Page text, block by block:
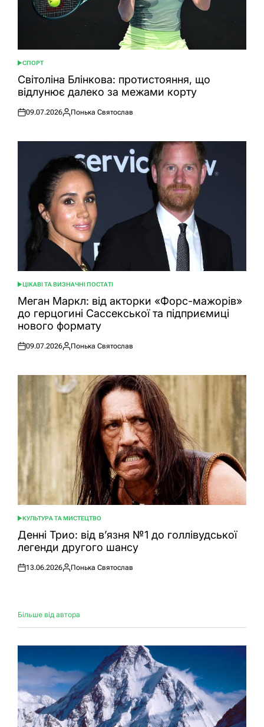
ОПУБЛІКУВАТИ
У
СПОРТ
Світоліна Блінкова: протистояння, що
відлунює далеко за межами корту
Оприлюднено
09.07.2026
Опубліковано
Понька Святослав
ОПУБЛІКУВАТИ
У
ЦІКАВІ ТА ВИЗНАЧНІ ПОСТАТІ
Меган Маркл: від акторки «Форс-мажорів»
до герцогині Сассекської та підприємиці
нового формату
Оприлюднено
09.07.2026
Опубліковано
Понька Святослав
ОПУБЛІКУВАТИ
У
КУЛЬТУРА ТА МИСТЕЦТВО
Денні Трио: від в’язня №1 до голлівудської
легенди другого шансу
Оприлюднено
13.06.2026
Опубліковано
Понька Святослав
Більше від автора